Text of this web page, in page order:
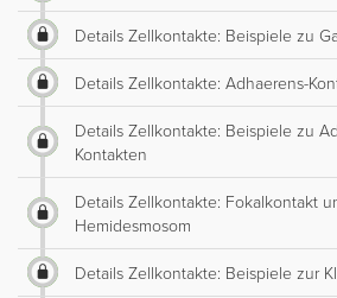
Details Zellkontakte: Beispiele zu
Details Zellkontakte: Adhaerens-
Details Zellkontakte: Beispiele zu
Kontakten
Details Zellkontakte: Fokalkontakt
Hemidesmosom
Details Zellkontakte: Beispiele zur